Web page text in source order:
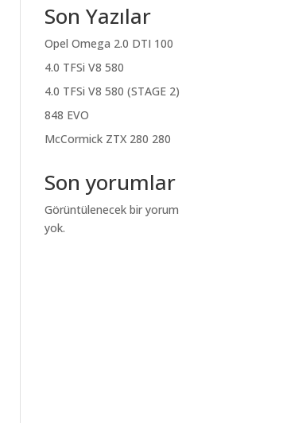
Son Yazılar
Opel Omega 2.0 DTI 100
4.0 TFSi V8 580
4.0 TFSi V8 580 (STAGE 2)
848 EVO
McCormick ZTX 280 280
Son yorumlar
Görüntülenecek bir yorum
yok.